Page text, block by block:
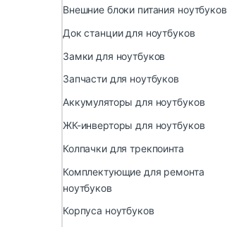
Внешние блоки питания ноутбуков
Док станции для ноутбуков
Замки для ноутбуков
Запчасти для ноутбуков
Аккумуляторы для ноутбуков
ЖК-инверторы для ноутбуков
Колпачки для трекпоинта
Комплектующие для ремонта
ноутбуков
Корпуса ноутбуков